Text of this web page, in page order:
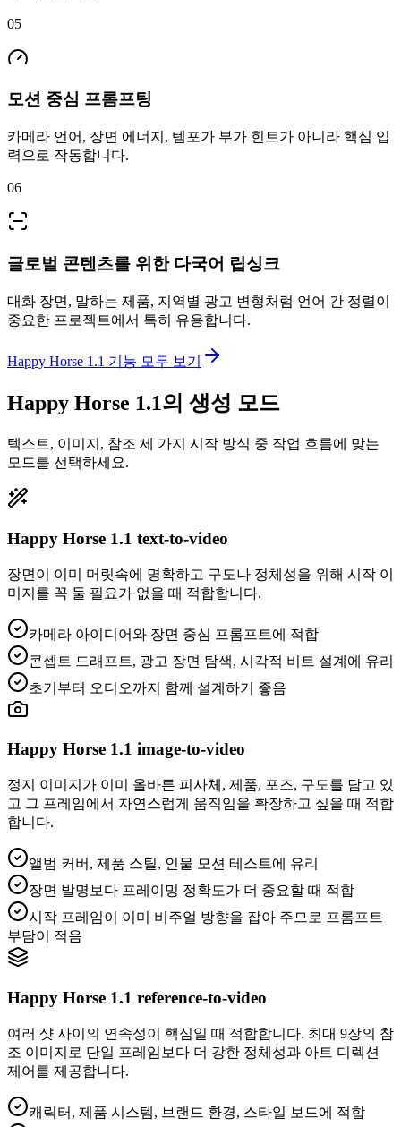
05
모션 중심 프롬프팅
카메라 언어, 장면 에너지, 템포가 부가 힌트가 아니라 핵심 입
력으로 작동합니다.
06
글로벌 콘텐츠를 위한 다국어 립싱크
대화 장면, 말하는 제품, 지역별 광고 변형처럼 언어 간 정렬이
중요한 프로젝트에서 특히 유용합니다.
Happy Horse 1.1 기능 모두 보기
Happy Horse 1.1의 생성 모드
텍스트, 이미지, 참조 세 가지 시작 방식 중 작업 흐름에 맞는
모드를 선택하세요.
Happy Horse 1.1 text-to-video
장면이 이미 머릿속에 명확하고 구도나 정체성을 위해 시작 이
미지를 꼭 둘 필요가 없을 때 적합합니다.
카메라 아이디어와 장면 중심 프롬프트에 적합
콘셉트 드래프트, 광고 장면 탐색, 시각적 비트 설계에 유리
초기부터 오디오까지 함께 설계하기 좋음
Happy Horse 1.1 image-to-video
정지 이미지가 이미 올바른 피사체, 제품, 포즈, 구도를 담고 있
고 그 프레임에서 자연스럽게 움직임을 확장하고 싶을 때 적합
합니다.
앨범 커버, 제품 스틸, 인물 모션 테스트에 유리
장면 발명보다 프레이밍 정확도가 더 중요할 때 적합
시작 프레임이 이미 비주얼 방향을 잡아 주므로 프롬프트
부담이 적음
Happy Horse 1.1 reference-to-video
여러 샷 사이의 연속성이 핵심일 때 적합합니다. 최대 9장의 참
조 이미지로 단일 프레임보다 더 강한 정체성과 아트 디렉션
제어를 제공합니다.
캐릭터, 제품 시스템, 브랜드 환경, 스타일 보드에 적합